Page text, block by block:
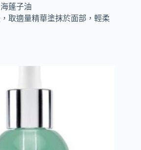
蓬子油
取適量精華塗抹於面部，輕柔